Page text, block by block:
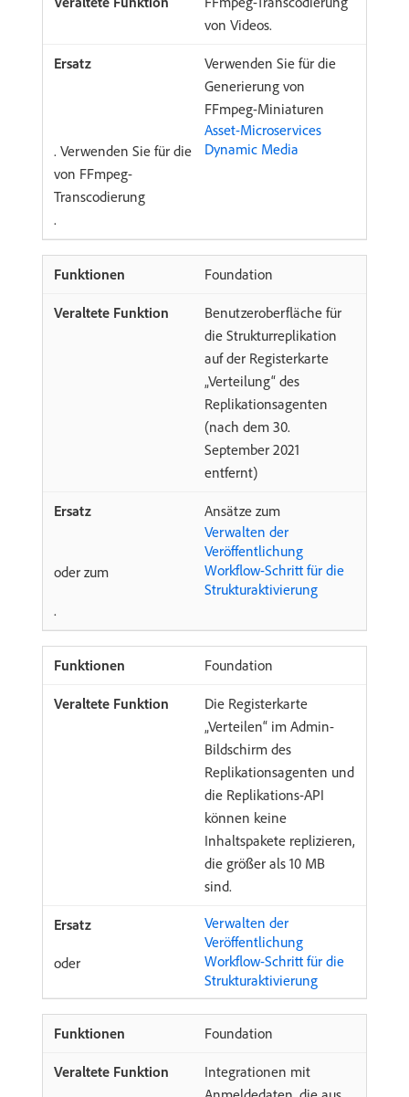
von Videos.
Verwenden Sie für die
Generierung von
FFmpeg-Miniaturen
Asset-Microservices
. Verwenden Sie für die
von FFmpeg-
Transcodierung
Dynamic Media
.
Foundation
Benutzeroberfläche für
die Strukturreplikation
auf der Registerkarte
„Verteilung“ des
Replikationsagenten
(nach dem 30.
September 2021
entfernt)
Ansätze zum
Verwalten der
Veröffentlichung
oder zum
Workflow-Schritt für die
Strukturaktivierung
.
Foundation
Die Registerkarte
„Verteilen“ im Admin-
Bildschirm des
Replikationsagenten und
die Replikations-API
können keine
Inhaltspakete replizieren,
die größer als 10 MB
sind.
Verwalten der
Veröffentlichung
oder
Workflow-Schritt für die
Strukturaktivierung
Foundation
Integrationen mit